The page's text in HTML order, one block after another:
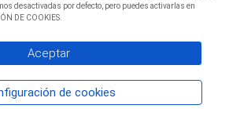
desactivadas por defecto, pero puedes activarlas en
DE COOKIES.
Aceptar
de cookies